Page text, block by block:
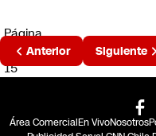
Página
2 de
15
Anterior Siguiente
Área ComercialEn VivoNosotros